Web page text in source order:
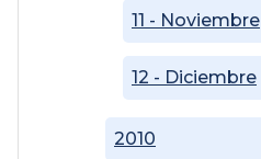
11 - Noviembre
12 - Diciembre
2010